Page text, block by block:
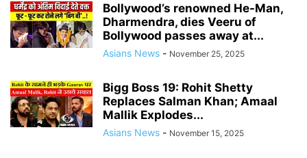
Bollywood’s renowned He-Man,
Dharmendra, dies Veeru of
Bollywood passes away at...
Asians News - November 25, 2025
Bigg Boss 19: Rohit Shetty
Replaces Salman Khan; Amaal
Mallik Explodes...
Asians News - November 15, 2025